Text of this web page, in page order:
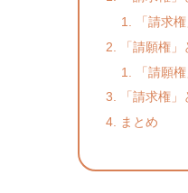
「請求
「請願権
「請願
「請求権
まとめ